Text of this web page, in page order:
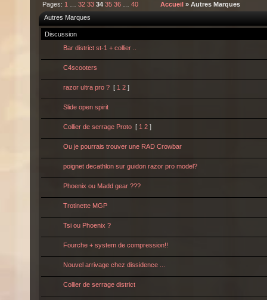
Pages: 1 32 33 34 35 36 40 Accueil » Autres Marques
Autres Marques
Discussion
Bar district st-1 + collier ..
C4scooters
razor ultra pro ? [ 1 2 ]
Slide open spirit
Collier de serrage Proto [ 1 2 ]
Ou je pourrais trouver une RAD Crowbar
poignet decathlon sur guidon razor pro model?
Phoenix ou Madd gear ???
Trotinette MGP
Tsi ou Phoenix ?
Fourche + system de compression!!
Nouvel arrivage chez dissidence ...
Collier de serrage district